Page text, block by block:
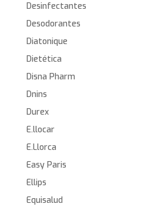
Desinfectantes
Desodorantes
Diatonique
Dietética
Disna Pharm
Dnins
Durex
E.llocar
E.Llorca
Easy Paris
Ellips
Equisalud